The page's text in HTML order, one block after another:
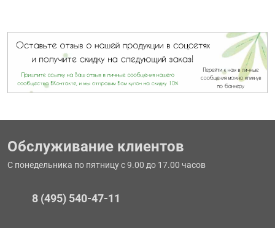
Обслуживание клиентов
С понедельника по пятницу с 9.00 до 17.00 часов
8 (495) 540-47-11